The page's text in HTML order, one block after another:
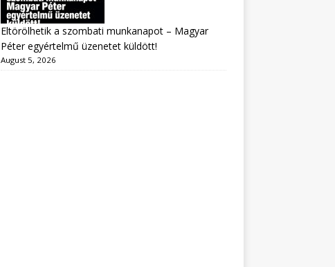
Eltörölhetik a szombati munkanapot – Magyar
Péter egyértelmű üzenetet küldött!
August 5, 2026